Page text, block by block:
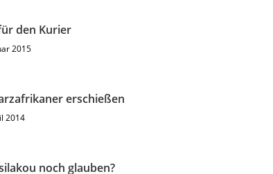
den Kurier
2015
erschießen
2014
noch glauben?